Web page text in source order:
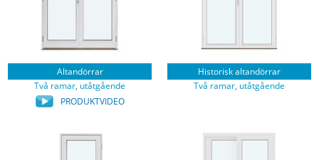
Altandörrar
Två ramar, utåtgående
PRODUKTVIDEO
Historisk altandörrar
Två ramar, utåtgående